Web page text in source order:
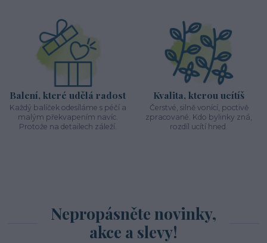
Balení, které udělá radost
Každý balíček odesíláme s péčí a
malým překvapením navíc.
Protože na detailech záleží.
Kvalita, kterou ucítíš
Čerstvé, silně vonící, poctivě
zpracované. Kdo bylinky zná,
rozdíl ucítí hned.
Nepropásněte novinky,
akce a slevy!